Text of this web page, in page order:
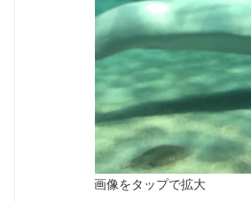
画像をタップで拡大